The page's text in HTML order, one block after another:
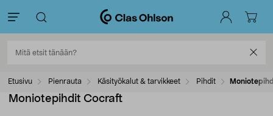
Etusivu Pienrauta Käsityökalut & tarvikkeet Pihdit
Moniotepihdit Cocraft